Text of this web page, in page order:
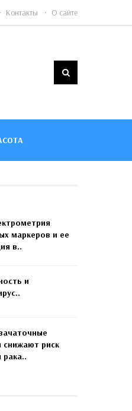
Контакты О сайте
маркеров и ее
в..
и
снижают риск
рака..